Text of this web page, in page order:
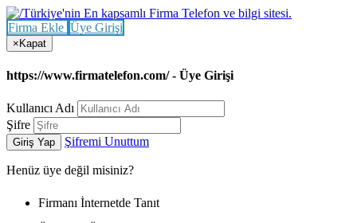
Firma Ekle Üye Girişi
× Kapat
https://www.firmatelefon.com/ - Üye Girişi
Kullanıcı Adı
Şifre
Giriş Yap Şifremi Unuttum
Henüz üye değil misiniz?
Firmanı İnternetde Tanıt